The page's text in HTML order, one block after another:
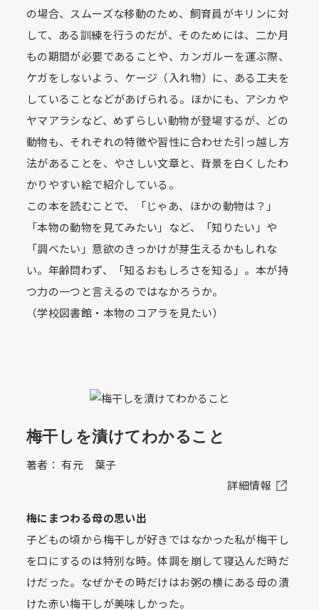
の場合、スムーズな移動のため、飼育員がキリンに対
して、ある訓練を行うのだが、そのためには、二か月
もの期間が必要であることや、カンガルーを運ぶ際、
ケガをしないよう、ケージ（入れ物）に、ある工夫を
していることなどがあげられる。ほかにも、アシカや
ヤマアラシなど、めずらしい動物が登場するが、どの
動物も、それぞれの特徴や習性に合わせた引っ越し方
法があることを、やさしい文章と、背景を白くしたわ
かりやすい絵で紹介している。
この本を読むことで、「じゃあ、ほかの動物は？」
「本物の動物を見てみたい」など、「知りたい」や
「調べたい」意欲のきっかけが芽生えるかもしれな
い。年齢問わず、「知るおもしろさを知る」。本が持
つ力の一つと言えるのではなかろうか。
（学校図書館・本物のコアラを見たい）
梅干しを漬けてわかること
著者： 有元 葉子
詳細情報
梅にまつわる母の思い出
子どもの頃から梅干しが好きではなかった私が梅干し
を口にするのは特別な時。体調を崩して寝込んだ時だ
けだった。なぜかその時だけはお粥の横にある母の漬
けた赤い梅干しが美味しかった。